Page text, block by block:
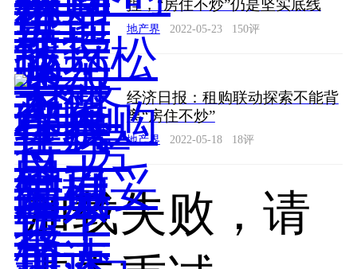
捏，“房住不炒”仍是坚实底线
地产界 2022-05-23 150评
经济日报：租购联动探索不能背
离“房住不炒”
地产界 2022-05-18 18评
加载失败，请